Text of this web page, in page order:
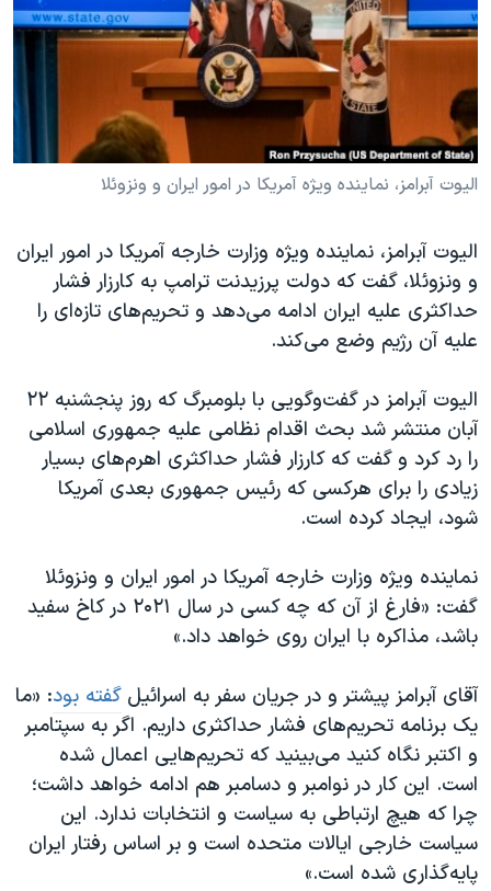
فرهنگ و زندگی
حقوق شهروندی
اقتصادی
علم و فناوری
اسرائیل در جنگ
آرشیو پخش زنده
مستندها
انتخابات ریاست جمهوری آمریکا ۲۰۲۴
حمله جمهوری اسلامی به اسرائیل
رمز مهسا
ورزش زنان در ایران
مجموعه مستندهای دادخواهی
تریبونال مردمی آبان ۹۸
دادگاه حمید نوری
قانون شفافیت دارائی کادر رهبری ایران
اعتراضات مردمی آبان ۹۸
اسرائیل در جنگ
نرگس محمدی برنده جایزه نوبل صلح
همایش محافظه‌کاران آمریکا «سی‌پک»
صفحه‌های ویژه
سفر پرزیدنت ترامپ به چین
دنبال کنید
زبانهای مختلف
الیوت آبرامز، نماینده ویژه آمریکا در امور ایران و ونزوئلا
الیوت آبرامز، نماینده ویژه وزارت خارجه آمریکا در امور ایران
و ونزوئلا، گفت که دولت پرزیدنت ترامپ به کارزار فشار
حداکثری علیه ایران ادامه می‌دهد و تحریم‌های تازه‌ای را
علیه آن رژیم وضع می‌کند.
الیوت آبرامز در گفت‌وگویی با بلومبرگ که روز پنجشنبه ۲۲
آبان منتشر شد بحث اقدام نظامی علیه جمهوری اسلامی
را رد کرد و گفت که کارزار فشار حداکثری اهرم‌های بسیار
زیادی را برای هرکسی که رئیس جمهوری بعدی آمریکا
شود، ایجاد کرده است.
نماینده ویژه وزارت خارجه آمریکا در امور ایران و ونزوئلا
گفت: «فارغ از آن که چه کسی در سال ۲۰۲۱ در کاخ سفید
باشد، مذاکره با ایران روی خواهد داد.»
آقای آبرامز پیشتر و در جریان سفر به اسرائیل گفته بود: «ما
یک برنامه تحریم‌های فشار حداکثری داریم. اگر به سپتامبر
و اکتبر نگاه کنید می‌بینید که تحریم‌هایی اعمال شده
است. این کار در نوامبر و دسامبر هم ادامه خواهد داشت؛
چرا که هیچ ارتباطی به سیاست و انتخابات ندارد. این
سیاست خارجی ایالات متحده است و بر اساس رفتار ایران
پایه‌گذاری شده است.»